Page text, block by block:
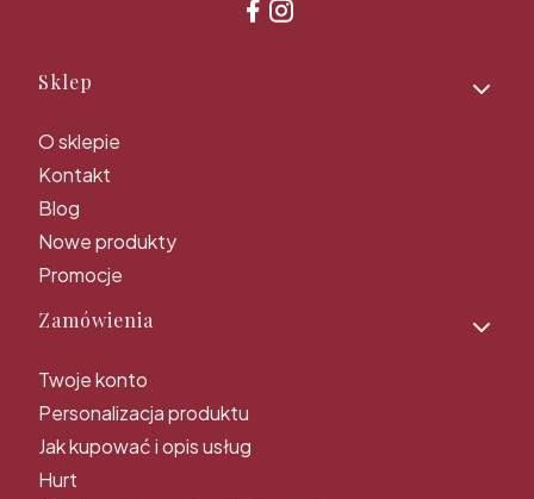
Linki w stopce
Sklep
O sklepie
Kontakt
Blog
Nowe produkty
Promocje
Zamówienia
Twoje konto
Personalizacja produktu
Jak kupować i opis usług
Hurt